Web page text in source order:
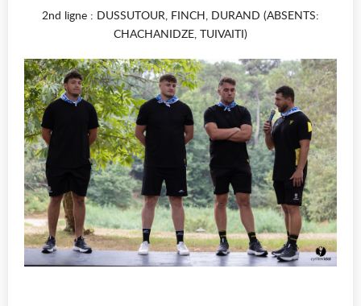
2nd ligne : DUSSUTOUR, FINCH, DURAND (ABSENTS:
CHACHANIDZE, TUIVAITI)